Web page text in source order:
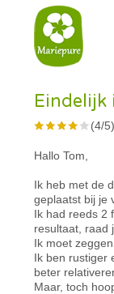
Eindelijk
(4/5
Hallo Tom,
Ik heb met de
geplaatst bij je
Ik had reeds 2
resultaat, raad
Ik moet
Ik ben rustiger
beter
Maar, toch